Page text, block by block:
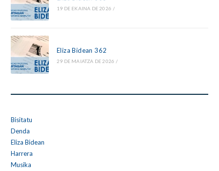
19 DE EKAINA DE 2026 /
Eliza Bidean 362
29 DE MAIATZA DE 2026 /
Bisitatu
Denda
Eliza Bidean
Harrera
Musika